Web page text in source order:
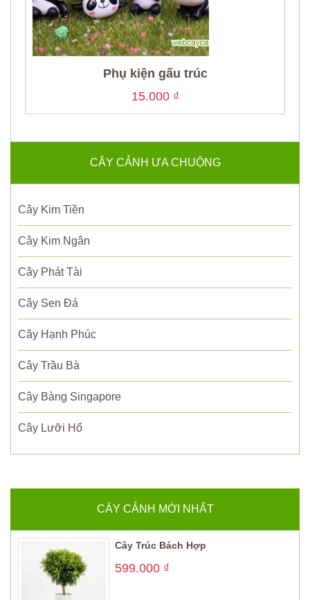
Phụ kiện gấu trúc
15.000 ₫
CÂY CẢNH ƯA CHUỘNG
Cây Kim Tiền
Cây Kim Ngân
Cây Phát Tài
Cây Sen Đá
Cây Hạnh Phúc
Cây Trầu Bà
Cây Bàng Singapore
Cây Lưỡi Hổ
CÂY CẢNH MỚI NHẤT
Cây Trúc Bách Hợp
599.000 ₫